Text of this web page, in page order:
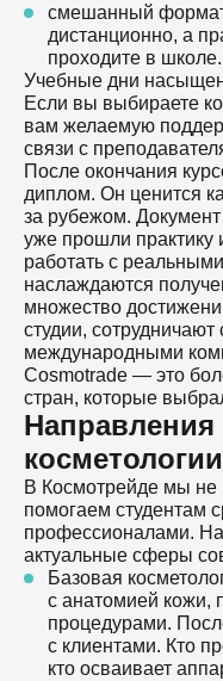
смешанный формат
дистанционно, а
проходите в школе.
Учебные дни
Если вы выбираете
вам желаемую
связи с
После окончания
диплом. Он ценится
за рубежом.
уже прошли практику
работать с
наслаждаются
множество
студии,
международными
Cosmotrade — это
стран, которые
Направления
В Космотрейде мы не
помогаем студентам
профессионалами.
актуальные сферы
Базовая
с анатомией кожи,
процедурами.
с клиентами. Кто
кто осваивает